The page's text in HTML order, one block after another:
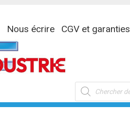
Nous écrire CGV et garanties
Recherche
de